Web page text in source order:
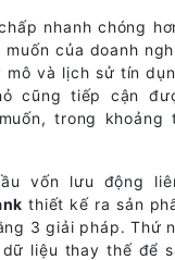
nhanh chóng
của doanh
mô và lịch sử tín
cũng tiếp cận
trong khoảng
vốn lưu động
thiết kế ra sản
3 giải pháp. Thứ
liệu thay thế để